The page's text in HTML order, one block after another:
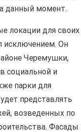
данный момент.
локации для своих
исключением. Он
Черемушки,
социальной и
парки для
представлять
возведенных по
Фасады